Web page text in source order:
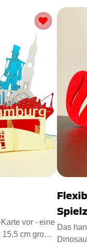
vor - eine
15,5 cm groß
Das